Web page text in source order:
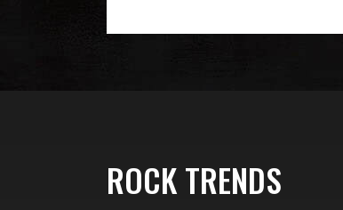
ROCK TRENDS